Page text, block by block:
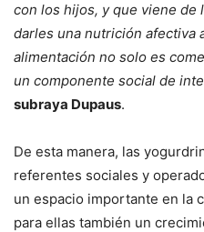
con los hijos, y que viene de
darles una nutrición afectiva
alimentación no solo es
un componente social de
subraya Dupaus.
De esta manera, las
referentes sociales y
un espacio importante en la
para ellas también un